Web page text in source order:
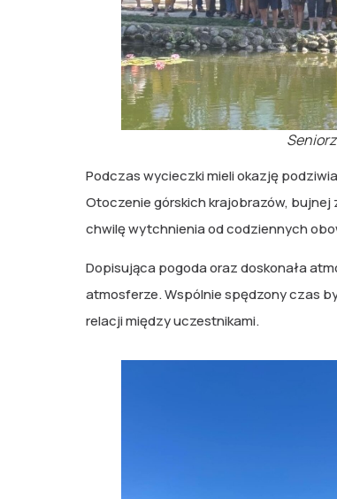
Podczas wycieczki mieli okazję
Otoczenie górskich krajobrazów, bujnej
chwilę wytchnienia od codziennych
Dopisująca pogoda oraz doskonała
atmosferze. Wspólnie spędzony czas
relacji między uczestnikami.